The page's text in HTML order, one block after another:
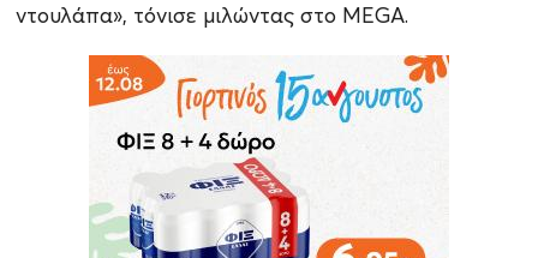
ντουλάπα», τόνισε μιλώντας στο MEGA.